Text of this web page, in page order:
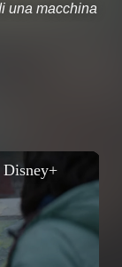
una macchina